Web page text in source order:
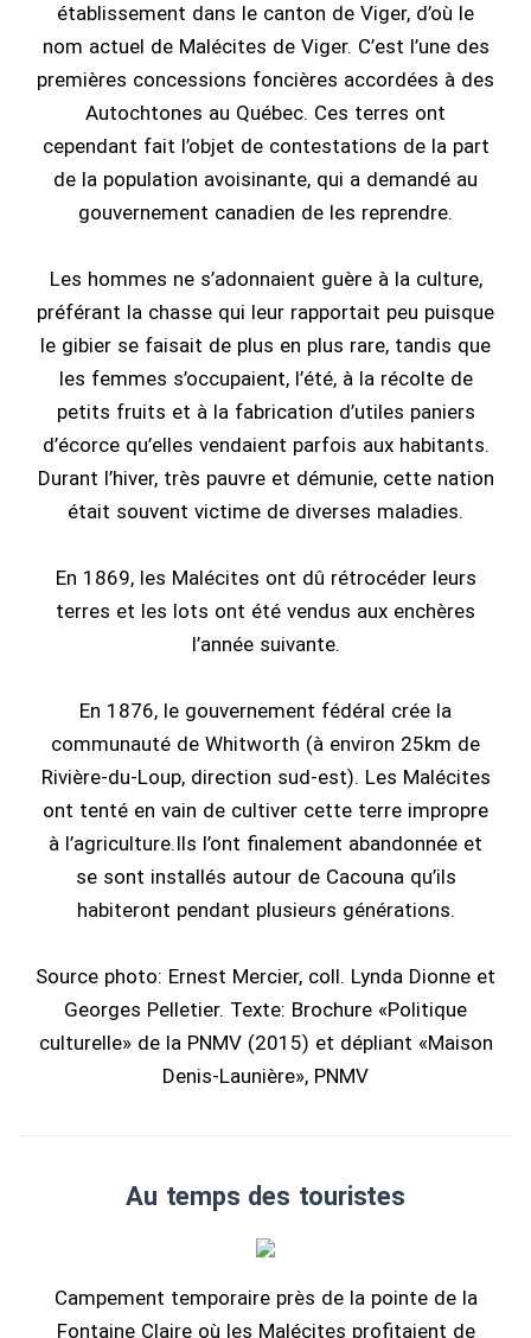
établissement dans le canton de Viger, d’où le
nom actuel de Malécites de Viger. C’est l’une des
premières concessions foncières accordées à des
Autochtones au Québec. Ces terres ont
cependant fait l’objet de contestations de la part
de la population avoisinante, qui a demandé au
gouvernement canadien de les reprendre.
Les hommes ne s’adonnaient guère à la culture,
préférant la chasse qui leur rapportait peu puisque
le gibier se faisait de plus en plus rare, tandis que
les femmes s’occupaient, l’été, à la récolte de
petits fruits et à la fabrication d’utiles paniers
d’écorce qu’elles vendaient parfois aux habitants.
Durant l’hiver, très pauvre et démunie, cette nation
était souvent victime de diverses maladies.
En 1869, les Malécites ont dû rétrocéder leurs
terres et les lots ont été vendus aux enchères
l’année suivante.
En 1876, le gouvernement fédéral crée la
communauté de Whitworth (à environ 25km de
Rivière-du-Loup, direction sud-est). Les Malécites
ont tenté en vain de cultiver cette terre impropre
à l’agriculture.Ils l’ont finalement abandonnée et
se sont installés autour de Cacouna qu’ils
habiteront pendant plusieurs générations.
Source photo: Ernest Mercier, coll. Lynda Dionne et
Georges Pelletier. Texte: Brochure «Politique
culturelle» de la PNMV (2015) et dépliant «Maison
Denis-Launière», PNMV
Au temps des touristes
Campement temporaire près de la pointe de la
Fontaine Claire où les Malécites profitaient de